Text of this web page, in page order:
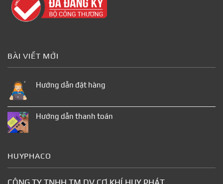
BÀI VIẾT MỚI
Hướng dẫn đặt hàng
Hướng dẫn thanh toán
HUYPHACO